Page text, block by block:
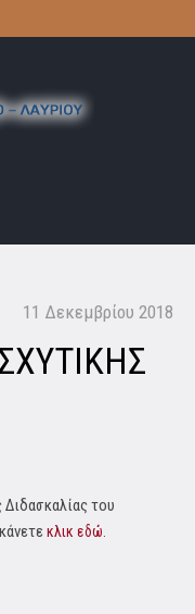
11 Δεκεμβρίου 2018
του
κάνετε κλικ εδώ.